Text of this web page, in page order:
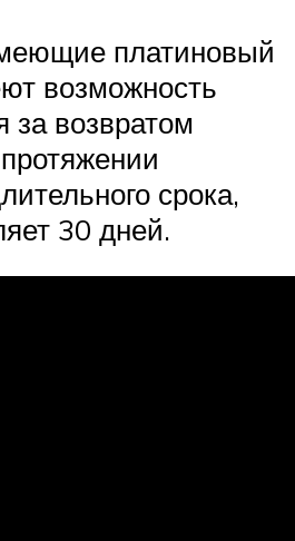
платиновый
возможность
за возвратом
срока,
30 дней.